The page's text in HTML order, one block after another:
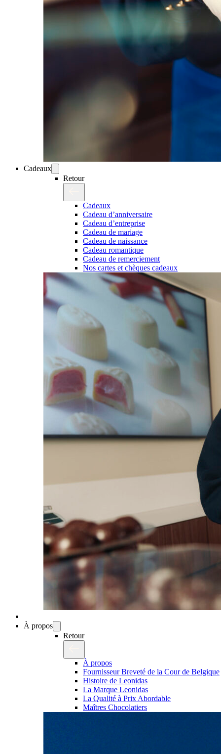
Cadeaux
Retour
Cadeaux
Cadeau d’anniversaire
Cadeau d’entreprise
Cadeau de mariage
Cadeau de naissance
Cadeau romantique
Cadeau de remerciement
Nos cartes et chèques cadeaux
À propos
Retour
À propos
Fournisseur Breveté de la Cour de Belgique
Histoire de Leonidas
La Marque Leonidas
La Qualité à Prix Abordable
Maîtres Chocolatiers